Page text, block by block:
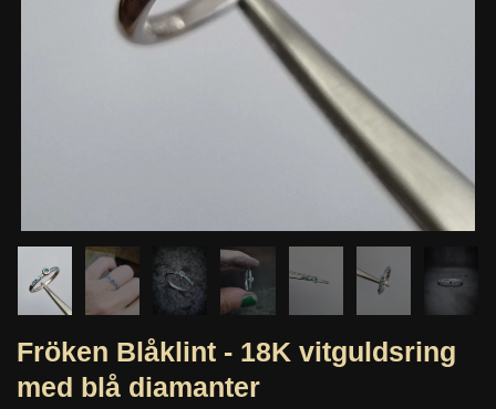
Fröken Blåklint - 18K vitguldsring
med blå diamanter